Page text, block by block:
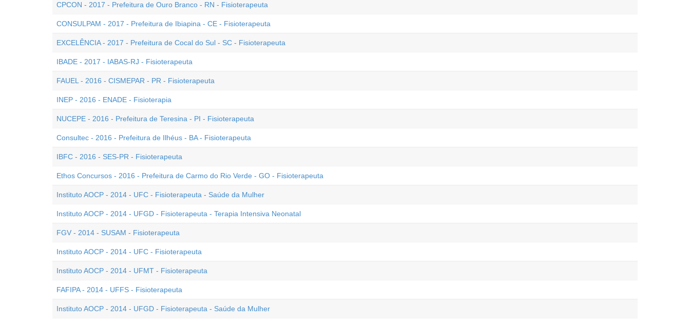
CPCON - 2017 - Prefeitura de Ouro Branco - RN - Fisioterapeuta
CONSULPAM - 2017 - Prefeitura de Ibiapina - CE - Fisioterapeuta
EXCELÊNCIA - 2017 - Prefeitura de Cocal do Sul - SC - Fisioterapeuta
IBADE - 2017 - IABAS-RJ - Fisioterapeuta
FAUEL - 2016 - CISMEPAR - PR - Fisioterapeuta
INEP - 2016 - ENADE - Fisioterapia
NUCEPE - 2016 - Prefeitura de Teresina - PI - Fisioterapeuta
Consultec - 2016 - Prefeitura de Ilhéus - BA - Fisioterapeuta
IBFC - 2016 - SES-PR - Fisioterapeuta
Ethos Concursos - 2016 - Prefeitura de Carmo do Rio Verde - GO - Fisioterapeuta
Instituto AOCP - 2014 - UFC - Fisioterapeuta - Saúde da Mulher
Instituto AOCP - 2014 - UFGD - Fisioterapeuta - Terapia Intensiva Neonatal
FGV - 2014 - SUSAM - Fisioterapeuta
Instituto AOCP - 2014 - UFC - Fisioterapeuta
Instituto AOCP - 2014 - UFMT - Fisioterapeuta
FAFIPA - 2014 - UFFS - Fisioterapeuta
Instituto AOCP - 2014 - UFGD - Fisioterapeuta - Saúde da Mulher